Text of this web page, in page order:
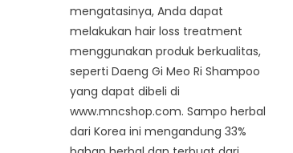
mengatasinya, Anda dapat
melakukan hair loss treatment
menggunakan produk berkualitas,
seperti Daeng Gi Meo Ri Shampoo
yang dapat dibeli di
www.mncshop.com. Sampo herbal
dari Korea ini mengandung 33%